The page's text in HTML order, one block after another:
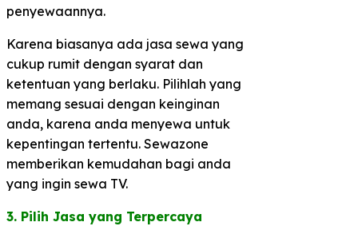
penyewaannya.
Karena biasanya ada jasa sewa yang
cukup rumit dengan syarat dan
ketentuan yang berlaku. Pilihlah yang
memang sesuai dengan keinginan
anda, karena anda menyewa untuk
kepentingan tertentu. Sewazone
memberikan kemudahan bagi anda
yang ingin sewa TV.
3. Pilih Jasa yang Terpercaya​